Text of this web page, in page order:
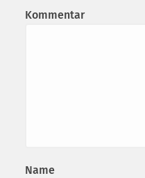
Kommentar
Name